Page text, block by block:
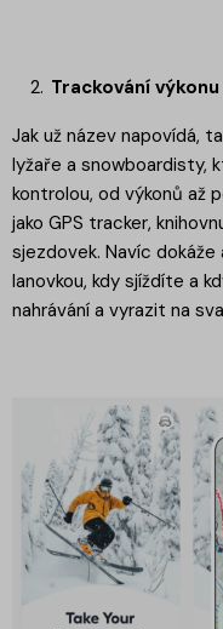
Trackování
Jak už název napovídá,
lyžaře a snowboardisty,
kontrolou, od výkonů až
jako GPS tracker,
sjezdovek. Navíc
lanovkou, kdy sjíždíte a
nahrávání a vyrazit na